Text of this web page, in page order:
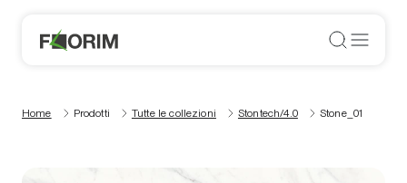
Home Prodotti Tutte le collezioni Stontech/4.0 Stone_01